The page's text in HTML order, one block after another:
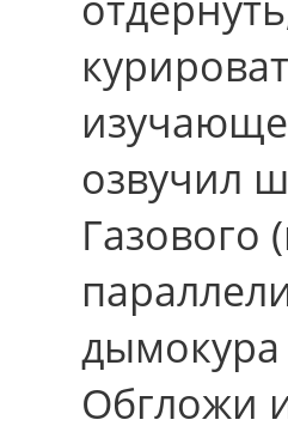
озвучил
Обгложи